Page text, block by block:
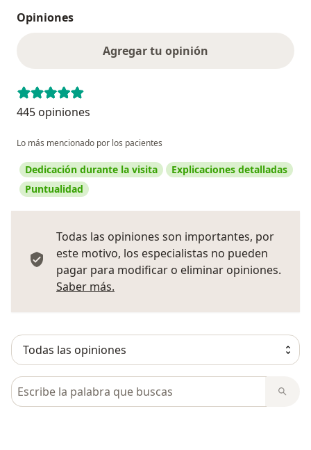
Opiniones
Agregar tu opinión
445 opiniones
Lo más mencionado por los pacientes
Dedicación durante la visita
Explicaciones detalladas
Puntualidad
Todas las opiniones son importantes, por
este motivo, los especialistas no pueden
pagar para modificar o eliminar opiniones.
Saber más.
Busca en opiniones